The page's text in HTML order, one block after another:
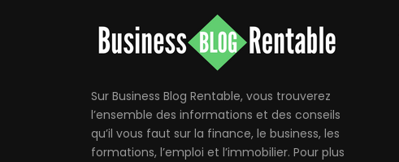
Sur Business Blog Rentable, vous trouverez
l’ensemble des informations et des conseils
qu’il vous faut sur la finance, le business, les
formations, l’emploi et l’immobilier. Pour plus